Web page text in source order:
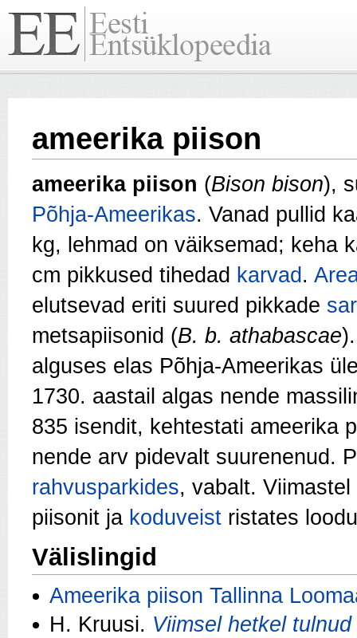
ameerika piison
ameerika piison (Bison bison),
Põhja-Ameerikas. Vanad pullid
kg, lehmad on väiksemad; keha
cm pikkused tihedad karvad .
elutsevad eriti suured pikkade
metsapiisonid (B. b. athabascae).
alguses elas Põhja-Ameerikas
1730. aastail algas nende
835 isendit, kehtestati ameerika
nende arv pide­valt suurenenud.
rahvusparkides, vabalt.
piisonit ja koduveist ristates
Välislingid
Ameerika piison Tallinna
H. Kruusi. Viimsel hetkel